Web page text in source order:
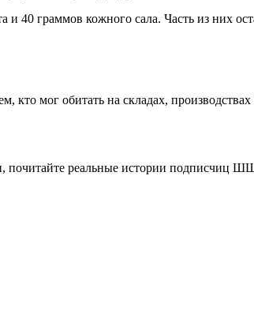
и 40 граммов кожного сала. Часть из них
кто мог обитать на складах,
почитайте реальные истории подписчиц